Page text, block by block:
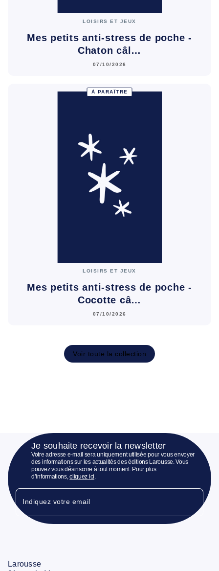
LOISIRS ET JEUX
Mes petits anti-stress de poche -
Chaton câl…
07/10/2026
À PARAÎTRE
LOISIRS ET JEUX
Mes petits anti-stress de poche -
Cocotte câ…
07/10/2026
Voir toute la collection
Je souhaite recevoir la newsletter
Votre adresse e-mail sera uniquement utilisée pour vous envoyer
des informations sur les actualités des éditions Larousse. Vous
pouvez vous désinscrire à tout moment. Pour plus
d’informations,cliquez ici.
Indiquez votre email
Larousse